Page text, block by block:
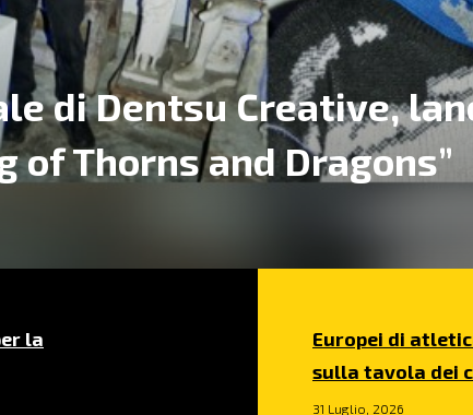
di Dentsu Creative,
of Thorns and Dragons”
la
Europei di
sulla tavola dei
31 Luglio, 2026